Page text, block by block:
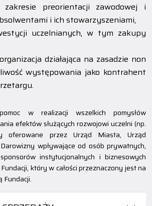
zakresie preorientacji zawodowej i
i ich stowarzyszeniami,
uczelnianych, w tym zakupy
działająca na zasadzie non
występowania jako kontrahent
w realizacji wszelkich pomysłów
efektów służących rozwojowi uczelni (np.
oferowane przez Urząd Miasta, Urząd
wpływające od osób prywatnych,
instytucjonalnych i biznesowych
który w całości przeznaczony jest na
Fundacji.